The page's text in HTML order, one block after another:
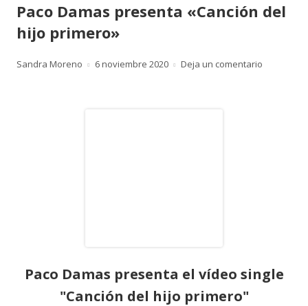
Paco Damas presenta «Canción del
hijo primero»
Autor
Sandra Moreno
Publicado
6 noviembre 2020 Deja un comentario
Paco Damas presenta el vídeo single
"Canción del hijo primero"